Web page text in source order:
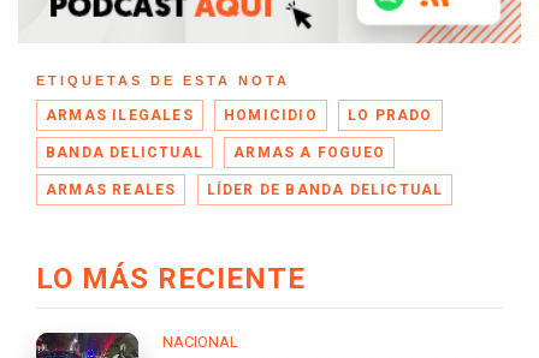
ETIQUETAS DE ESTA NOTA
ARMAS ILEGALES HOMICIDIO LO PRADO
BANDA DELICTUAL ARMAS A FOGUEO
ARMAS REALES LÍDER DE BANDA DELICTUAL
LO MÁS RECIENTE
NACIONAL